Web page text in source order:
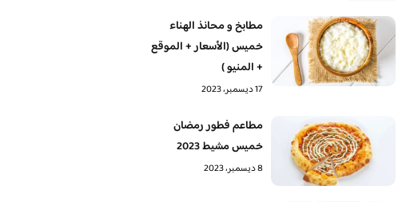
مطابخ و محانذ الهناء
خميس (الأسعار + الموقع
+ المنيو )
17 ديسمبر، 2023
مطاعم فطور رمضان
خميس مشيط 2023
8 ديسمبر، 2023